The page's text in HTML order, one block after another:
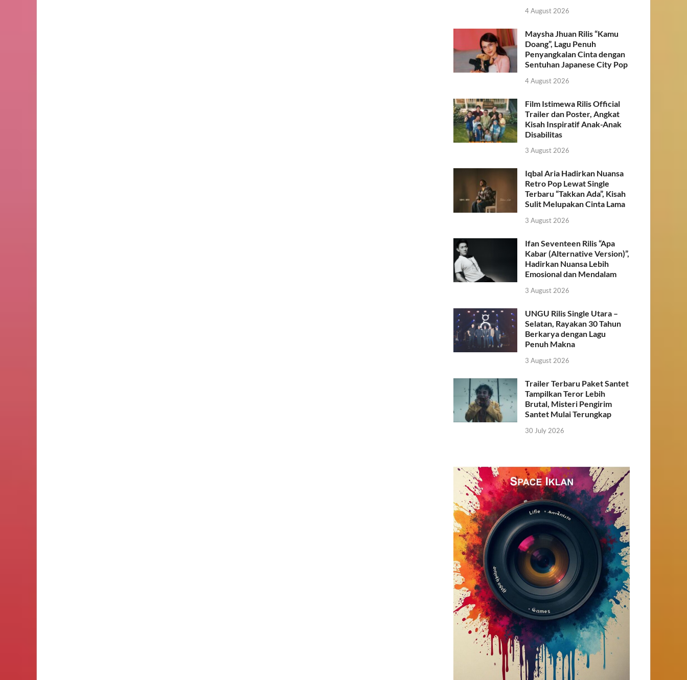
4 August 2026
Maysha Jhuan Rilis “Kamu
Doang”, Lagu Penuh
Penyangkalan Cinta dengan
Sentuhan Japanese City Pop
4 August 2026
Film Istimewa Rilis Official
Trailer dan Poster, Angkat
Kisah Inspiratif Anak-Anak
Disabilitas
3 August 2026
Iqbal Aria Hadirkan Nuansa
Retro Pop Lewat Single
Terbaru “Takkan Ada”, Kisah
Sulit Melupakan Cinta Lama
3 August 2026
Ifan Seventeen Rilis “Apa
Kabar (Alternative Version)”,
Hadirkan Nuansa Lebih
Emosional dan Mendalam
3 August 2026
UNGU Rilis Single Utara –
Selatan, Rayakan 30 Tahun
Berkarya dengan Lagu
Penuh Makna
3 August 2026
Trailer Terbaru Paket Santet
Tampilkan Teror Lebih
Brutal, Misteri Pengirim
Santet Mulai Terungkap
30 July 2026